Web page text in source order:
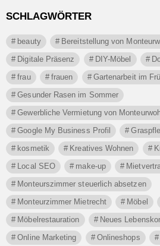
SCHLAGWÖRTER
beauty
Bereitstellung von
Digitale Präsenz
DIY-Möbel
frau
frauen Gartenarbeit im
Gesunder Rasen im Sommer
Gewerbliche Vermietung von
Google My Business Profil
kosmetik
Kreatives Wohnen
Local SEO
make-up
Monteurszimmer steuerlich absetzen
Monteurzimmer Mietrecht
Möbel
Möbelrestauration
Neues
Online Marketing
Onlineshops